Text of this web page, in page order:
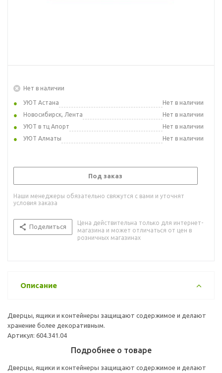
Нет в наличии
УЮТ Астана
Нет в наличии
Новосибирск, Лента
Нет в наличии
УЮТ в тц Апорт
Нет в наличии
УЮТ Алматы
Нет в наличии
Под заказ
Наши менеджеры обязательно свяжутся с вами и уточнят
условия заказа
Поделиться
Цена действительна только для интернет-
магазина и может отличаться от цен в
розничных магазинах
Описание
Дверцы, ящики и контейнеры защищают содержимое и делают
хранение более декоративным.
Артикул: 604.341.04
Подробнее о товаре
Дверцы, ящики и контейнеры защищают содержимое и делают